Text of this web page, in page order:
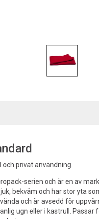
privat användning.
serien och är en av
bekväm och har stor yta
och är avsedd för
ugn eller i kastrull. Passar